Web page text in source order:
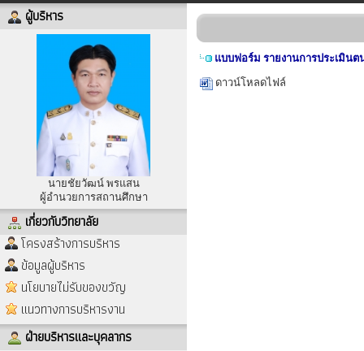
ผู้บริหาร
นายชัยวัฒน์ พรแสน
ผู้อำนวยการสถานศึกษา
เกี่ยวกับวิทยาลัย
โครงสร้างการบริหาร
ข้อมูลผู้บริหาร
นโยบายไม่รับของขวัญ
แนวทางการบริหารงาน
ฝ่ายบริหารและบุคลากร
แบบฟอร์ม รายงานการประเมินต
ดาวน์โหลดไฟล์